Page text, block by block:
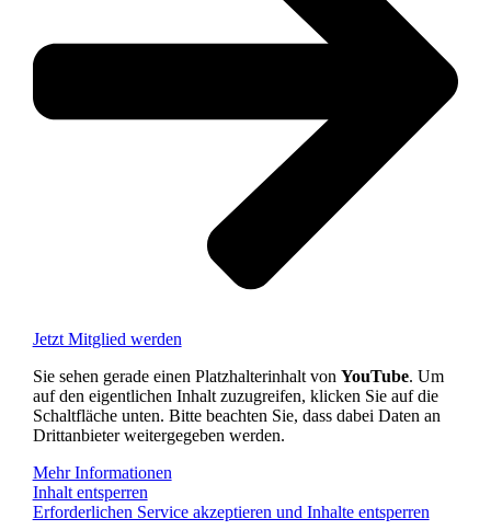
Jetzt Mitglied werden
Sie sehen gerade einen Platzhalterinhalt von YouTube. Um
auf den eigentlichen Inhalt zuzugreifen, klicken Sie auf die
Schaltfläche unten. Bitte beachten Sie, dass dabei Daten an
Drittanbieter weitergegeben werden.
Mehr Informationen
Inhalt entsperren
Erforderlichen Service akzeptieren und Inhalte entsperren